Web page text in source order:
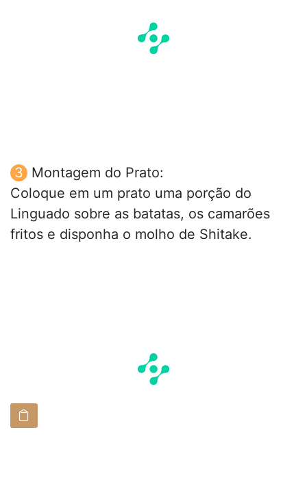
Montagem do Prato:
Coloque em um prato uma porção do
Linguado sobre as batatas, os camarões
fritos e disponha o molho de Shitake.